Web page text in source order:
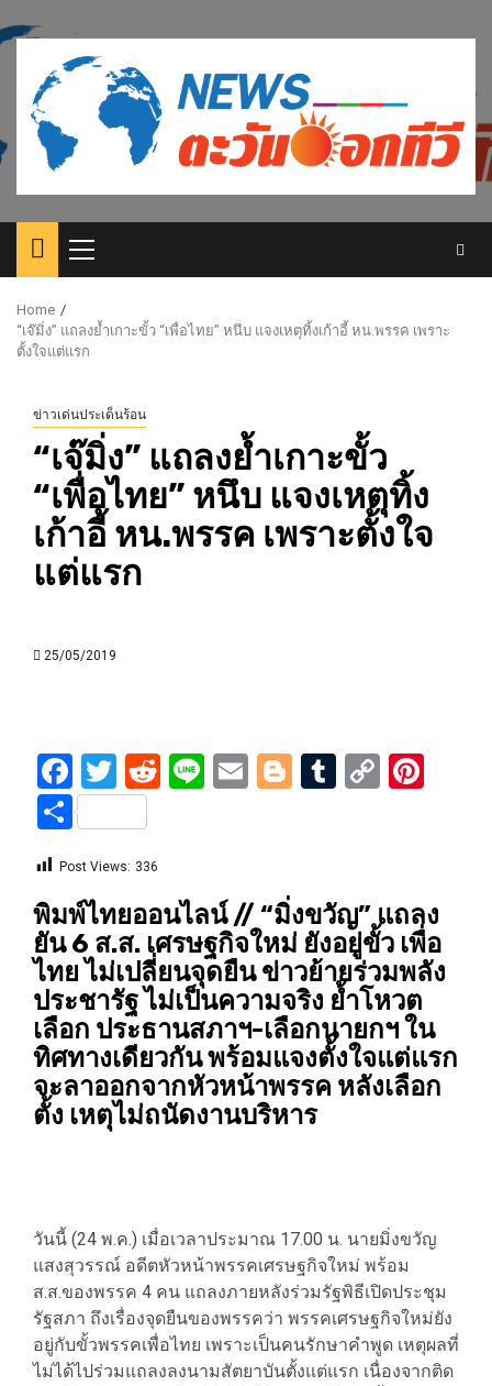
to
content
Primary
Menu
Home
“เจ๊มิ่ง” แถลงย้ำเกาะขั้ว “เพื่อไทย” หนึบ แจงเหตุทิ้งเก้าอี้ หน.พรรค เพราะ
ตั้งใจแต่แรก
ข่าวเด่นประเด็นร้อน
“เจ๊มิ่ง” แถลงย้ำเกาะขั้ว
“เพื่อไทย” หนึบ แจงเหตุทิ้ง
เก้าอี้ หน.พรรค เพราะตั้งใจ
แต่แรก
25/05/2019
Facebook
Twitter
Reddit
LineEmailBlogger
Tumblr
Copy
Share
Post Views: 336
พิมพ์ไทยออนไลน์ // “มิ่งขวัญ” แถลง
ยัน 6 ส.ส. เศรษฐกิจใหม่ ยังอยู่ขั้ว เพื่อ
ไทย ไม่เปลี่ยนจุดยืน ข่าวย้ายร่วมพลัง
ประชารัฐ ไม่เป็นความจริง ย้ำโหวต
เลือก ประธานสภาฯ-เลือกนายกฯ ใน
ทิศทางเดียวกัน พร้อมแจงตั้งใจแต่แรก
จะลาออกจากหัวหน้าพรรค หลังเลือก
ตั้ง เหตุไม่ถนัดงานบริหาร
วันนี้ (24 พ.ค.) เมื่อเวลาประมาณ 17.00 น. นายมิ่งขวัญ
แสงสุวรรณ์ อดีตหัวหน้าพรรคเศรษฐกิจใหม่ พร้อม
ส.ส.ของพรรค 4 คน แถลงภายหลังร่วมรัฐพิธีเปิดประชุม
รัฐสภา ถึงเรื่องจุดยืนของพรรคว่า พรรคเศรษฐกิจใหม่ยัง
อยู่กับขั้วพรรคเพื่อไทย เพราะเป็นคนรักษาคำพูด เหตุผลที่
ไม่ได้ไปร่วมแถลงลงนามสัตยาบันตั้งแต่แรก เนื่องจากติด